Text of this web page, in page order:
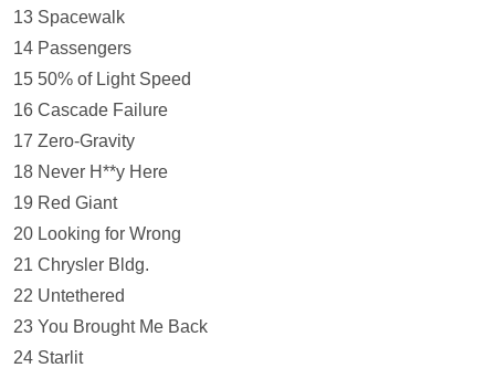
13 Spacewalk
14 Passengers
15 50% of Light Speed
16 Cascade Failure
17 Zero-Gravity
18 Never H**y Here
19 Red Giant
20 Looking for Wrong
21 Chrysler Bldg.
22 Untethered
23 You Brought Me Back
24 Starlit